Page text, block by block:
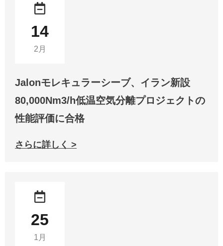
14
2月
Jalonモレキュラーシーブ、イラン新設
80,000Nm3/h低温空気分離プロジェクトの
性能評価に合格
さらに詳しく >
25
1月